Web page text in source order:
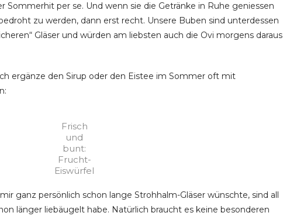
Sommerhit per se. Und wenn sie die Getränke in Ruhe geniessen
zu werden, dann erst recht. Unsere Buben sind unterdessen
Gläser und würden am liebsten auch die Ovi morgens daraus
ergänze den Sirup oder den Eistee im Sommer oft mit
Frisch
und
bunt:
Frucht-
Eiswürfel
ganz persönlich schon lange Strohhalm-Gläser wünschte, sind all
länger liebäugelt habe. Natürlich braucht es keine besonderen